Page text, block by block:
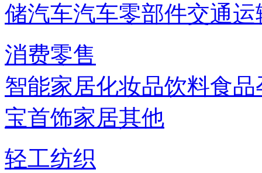
储汽车汽车零部件交通
消费零售
智能家居化妆品饮料食品
宝首饰家居其他
轻工纺织